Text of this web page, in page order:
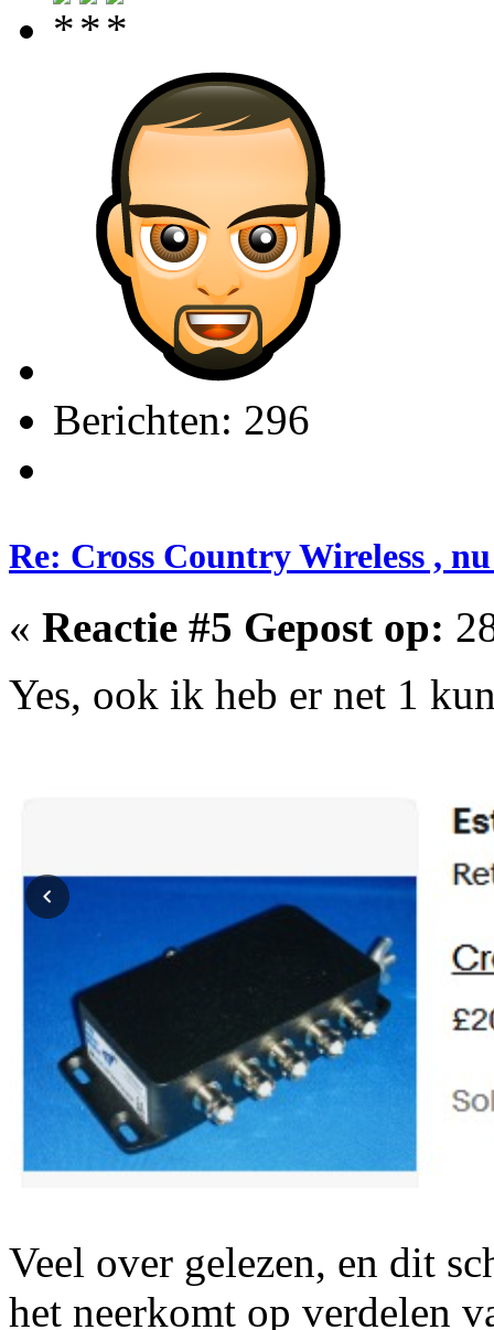
Berichten: 296
Re: Cross Country Wireless ,
« Reactie #5 Gepost op:
Yes, ook ik heb er net 1
Veel over gelezen, en dit
het neerkomt op verdelen